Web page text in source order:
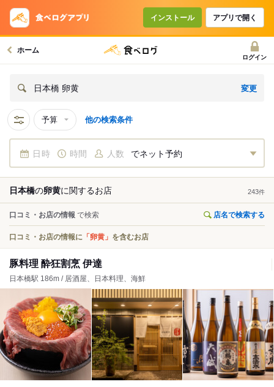
インストール アプリで開く
ホーム
ログイン
日本橋 卵黄 変更
予算 他の検索条件
日時 時間 人数 でネット予約
日本橋の卵黄に関するお店 243件
口コミ・お店の情報 で検索 店名で検索する
口コミ・お店の情報に 「卵黄」 を含むお店
豚料理 酔狂割烹 伊達
日本橋駅 186m / 居酒屋、日本料理、海鮮